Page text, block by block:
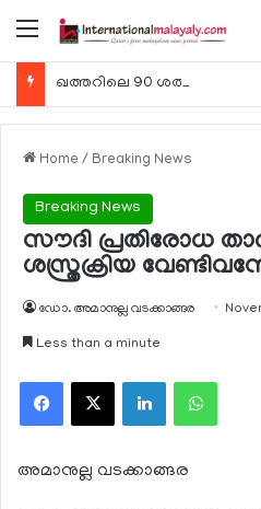
Menu
Home / Breaking News
Breaking News
സൗദി പ്രതിരോധ
ശസ്ത്രക്രിയ
ഡോ. അമാനുല്ല വടക്കാങ്ങര
Less than a minute
Facebook
X LinkedIn
അമാനുല്ല വടക്കാങ്ങര